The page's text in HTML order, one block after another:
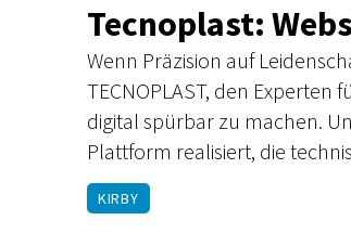
Tecnoplast:
Wenn Präzision auf
TECNOPLAST, den
digital spürbar zu machen.
Plattform realisiert, die
KIRBY